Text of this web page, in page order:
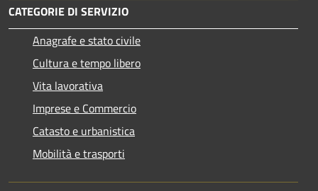
CATEGORIE DI SERVIZIO
Anagrafe e stato civile
Cultura e tempo libero
Vita lavorativa
Imprese e Commercio
Catasto e urbanistica
Mobilità e trasporti